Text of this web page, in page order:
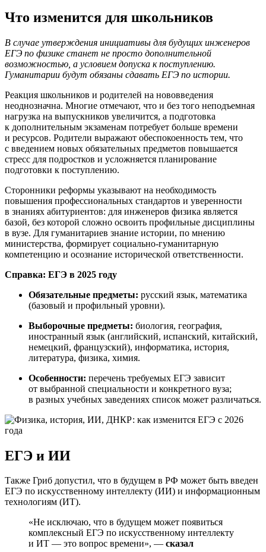
Что изменится для школьников
В случае утверждения инициативы для будущих инженеров
ЕГЭ по физике станет не просто дополнительной
возможностью, а условием допуска к поступлению.
Гуманитарии будут обязаны сдавать ЕГЭ по истории.
Реакция школьников и родителей на нововведения
неоднозначна. Многие отмечают, что и без того неподъемная
нагрузка на выпускников увеличится, а подготовка
к дополнительным экзаменам потребует больше времени
и ресурсов. Родители выражают обеспокоенность тем, что
с введением новых обязательных предметов повышается
стресс для подростков и усложняется планирование
подготовки к поступлению.
Сторонники реформы указывают на необходимость
повышения профессиональных стандартов и уверенности
в знаниях абитуриентов: для инженеров физика является
базой, без которой сложно освоить профильные дисциплины
в вузе. Для гуманитариев знание истории, по мнению
министерства, формирует социально-гуманитарную
компетенцию и осознание исторической ответственности.
Справка: ЕГЭ в 2025 году
Обязательные предметы: русский язык, математика
(базовый и профильный уровни).
Выборочные предметы: биология, география,
иностранный язык (английский, испанский, китайский,
немецкий, французский), информатика, история,
литература, физика, химия.
Особенности: перечень требуемых ЕГЭ зависит
от выбранной специальности и конкретного вуза;
в разных учебных заведениях список может различаться.
ЕГЭ и ИИ
Также Гриб допустил, что в будущем в РФ может быть введен
ЕГЭ по искусственному интеллекту (ИИ) и информационным
технологиям (ИТ).
«Не исключаю, что в будущем может появиться
комплексный ЕГЭ по искусственному интеллекту
и ИТ — это вопрос времени», — сказал